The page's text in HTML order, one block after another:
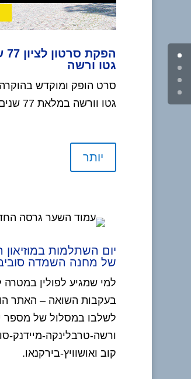
גטו ורשה
סרט הופק ומוקדש
גטו וורשה במלאת 77 שנים לפרוץ המרד.
יותר
יום השתלמות
של מחנה השמדה
למי שמגיע לפולין
בעקבות השואה – האתר
לשלבו במסלול של מספר
ורשה-טרבלינקה-מיידנק-
קוב ואושוויץ-בירקנאו.